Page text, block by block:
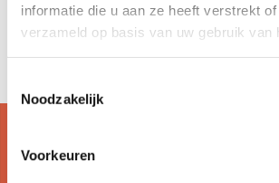
informatie die u aan ze heeft verstrekt
verzameld op basis van uw gebruik van
Noodzakelijk
Voorkeuren
Licentiepunten KWbN: 2 punten
Doormat
Over wandelen